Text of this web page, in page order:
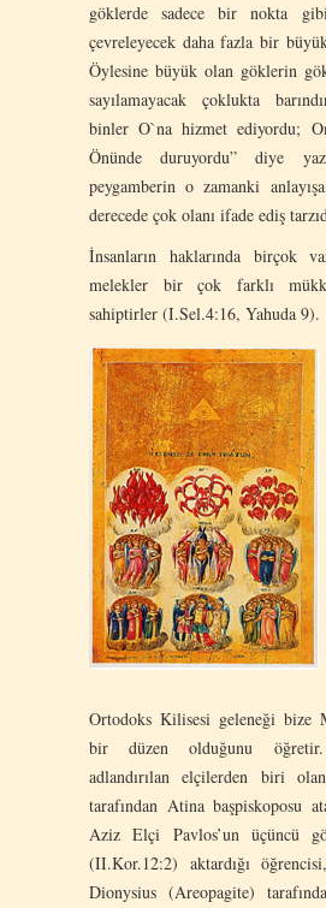
göklerde sadece bir nokta
çevreleyecek daha fazla bir
Öylesine büyük olan göklerin
sayılamayacak çoklukta
binler O`na hizmet ediyordu;
Önünde duruyordu” diye
peygamberin o zamanki
derecede çok olanı ifade ediş
İnsanların haklarında birçok
melekler bir çok farklı
sahiptirler (I.Sel.4:16, Yahuda 9).
Ortodoks Kilisesi geleneği bize
bir düzen olduğunu
adlandırılan elçilerden biri
tarafından Atina başpiskoposu
Aziz Elçi Pavlos’un üçüncü
(II.Kor.12:2) aktardığı
Dionysius (Areopagite)